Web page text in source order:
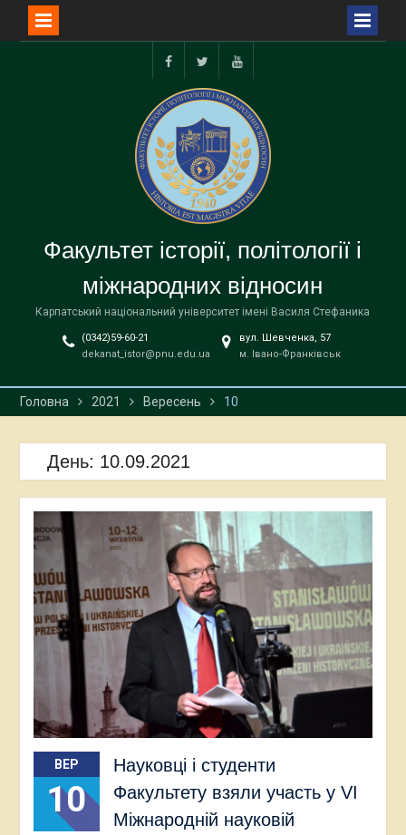
facebooktwitter youtube
Факультет історії, політології і
міжнародних відносин
Карпатський національний університет імені Василя Стефаника
(0342)59-60-21
dekanat_istor@pnu.edu.ua
вул. Шевченка, 57
м. Івано-Франківськ
Головна 2021 Вересень 10
День: 10.09.2021
ВЕР
10
Науковці і студенти
Факультету взяли участь у VI
Міжнародній науковій